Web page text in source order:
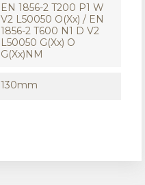
EN 1856-2 T200 P1 W
V2 L50050 O(xx) / EN
1856-2 T600 N1 D V2
L50050 G(xx) O
G(xx)NM
130mm